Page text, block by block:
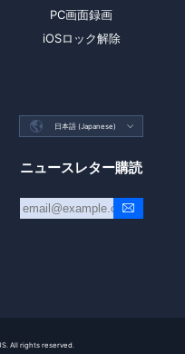
PC画面録画
iOSロック解除
 日本語 (Japanese) 
ニュースレター購読
All rights reserved.